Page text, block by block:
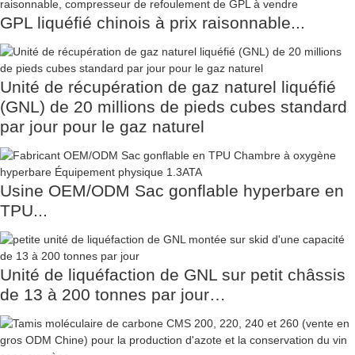
GPL liquéfié chinois à prix raisonnable...
Unité de récupération de gaz naturel liquéfié
(GNL) de 20 millions de pieds cubes standard
par jour pour le gaz naturel
Usine OEM/ODM Sac gonflable hyperbare en
TPU...
Unité de liquéfaction de GNL sur petit châssis
de 13 à 200 tonnes par jour…